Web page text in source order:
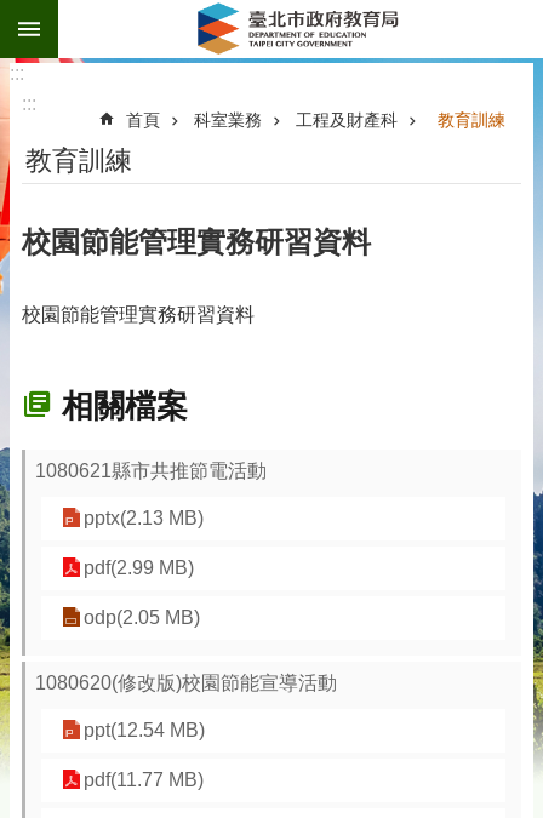
跳到主要內容區塊
:::
:::
首頁 科室業務 工程及財產科 教育訓練
教育訓練
校園節能管理實務研習資料
校園節能管理實務研習資料
相關檔案
1080621縣市共推節電活動
pptx(2.13 MB)
pdf(2.99 MB)
odp(2.05 MB)
1080620(修改版)校園節能宣導活動
ppt(12.54 MB)
pdf(11.77 MB)